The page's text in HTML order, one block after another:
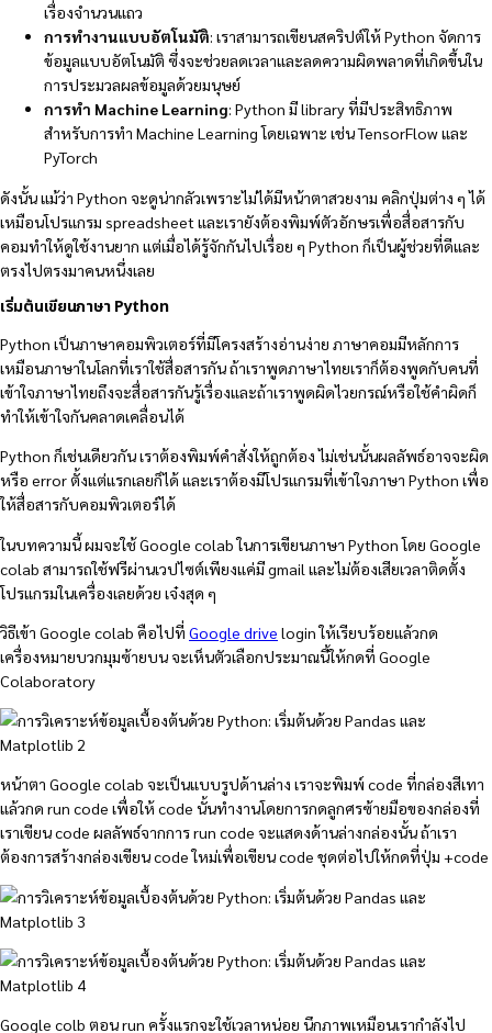
เรื่องจำนวนแถว
การทำงานแบบอัตโนมัติ: เราสามารถเขียนสคริปต์ให้ Python จัดการ
ข้อมูลแบบอัตโนมัติ ซึ่งจะช่วยลดเวลาและลดความผิดพลาดที่เกิดขึ้นใน
การประมวลผลข้อมูลด้วยมนุษย์
การทำ Machine Learning: Python มี library ที่มีประสิทธิภาพ
สำหรับการทำ Machine Learning โดยเฉพาะ เช่น TensorFlow และ
PyTorch
ดังนั้น แม้ว่า Python จะดูน่ากลัวเพราะไม่ได้มีหน้าตาสวยงาม คลิกปุ่มต่าง ๆ ได้
เหมือนโปรแกรม spreadsheet และเรายังต้องพิมพ์ตัวอักษรเพื่อสื่อสารกับ
คอมทำให้ดูใช้งานยาก แต่เมื่อได้รู้จักกันไปเรื่อย ๆ Python ก็เป็นผู้ช่วยที่ดีและ
ตรงไปตรงมาคนหนึ่งเลย
เริ่มต้นเขียนภาษา Python
Python เป็นภาษาคอมพิวเตอร์ที่มีโครงสร้างอ่านง่าย ภาษาคอมมีหลักการ
เหมือนภาษาในโลกที่เราใช้สื่อสารกัน ถ้าเราพูดภาษาไทยเราก็ต้องพูดกับคนที่
เข้าใจภาษาไทยถึงจะสื่อสารกันรู้เรื่องและถ้าเราพูดผิดไวยกรณ์หรือใช้คำผิดก็
ทำให้เข้าใจกันคลาดเคลื่อนได้
Python ก็เช่นเดียวกัน เราต้องพิมพ์คำสั่งให้ถูกต้อง ไม่เช่นนั้นผลลัพธ์อาจจะผิด
หรือ error ตั้งแต่แรกเลยก็ได้ และเราต้องมีโปรแกรมที่เข้าใจภาษา Python เพื่อ
ให้สื่อสารกับคอมพิวเตอร์ได้
ในบทความนี้ ผมจะใช้ Google colab ในการเขียนภาษา Python โดย Google
colab สามารถใช้ฟรีผ่านเวปไซต์เพียงแค่มี gmail และไม่ต้องเสียเวลาติดตั้ง
โปรแกรมในเครื่องเลยด้วย เจ๋งสุด ๆ
วิธีเข้า Google colab คือไปที่ Google drive login ให้เรียบร้อยแล้วกด
เครื่องหมายบวกมุมซ้ายบน จะเห็นตัวเลือกประมาณนี้ให้กดที่ Google
Colaboratory
หน้าตา Google colab จะเป็นแบบรูปด้านล่าง เราจะพิมพ์ code ที่กล่องสีเทา
แล้วกด run code เพื่อให้ code นั้นทำงานโดยการกดลูกศรซ้ายมือของกล่องที่
เราเขียน code ผลลัพธ์จากการ run code จะแสดงด้านล่างกล่องนั้น ถ้าเรา
ต้องการสร้างกล่องเขียน code ใหม่เพื่อเขียน code ชุดต่อไปให้กดที่ปุ่ม +code
Google colb ตอน run ครั้งแรกจะใช้เวลาหน่อย นึกภาพเหมือนเรากำลังไป